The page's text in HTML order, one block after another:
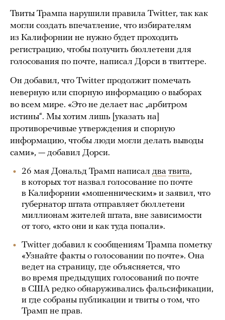
Твиты Трампа нарушили правила Twitter, так как
могли создать впечатление, что избирателям
из Калифорнии не нужно будет проходить
регистрацию, чтобы получить бюллетени для
голосования по почте, написал Дорси в твиттере.
Он добавил, что Twitter продолжит помечать
неверную или спорную информацию о выборах
во всем мире. «Это не делает нас „арбитром
истины“. Мы хотим лишь [указать на]
противоречивые утверждения и спорную
информацию, чтобы люди могли делать выводы
сами», — добавил Дорси.
26 мая Дональд Трамп написал два твита,
в которых тот назвал голосование по почте
в Калифорнии «мошенническим» и заявил, что
губернатор штата отправляет бюллетени
миллионам жителей штата, вне зависимости
от того, «кто они и как туда попали».
Twitter добавил к сообщениям Трампа пометку
«Узнайте факты о голосовании по почте». Она
ведет на страницу, где объясняется, что
во время предыдущих голосований по почте
в США редко обнаруживались фальсификации,
и где собраны публикации и твиты о том, что
Трамп не прав.